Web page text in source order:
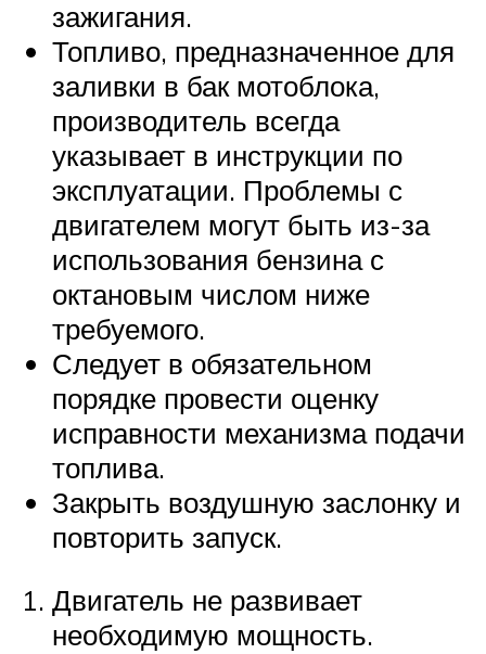
зажигания.
Топливо, предназначенное для
заливки в бак мотоблока,
производитель всегда
указывает в инструкции по
эксплуатации. Проблемы с
двигателем могут быть из-за
использования бензина с
октановым числом ниже
требуемого.
Следует в обязательном
порядке провести оценку
исправности механизма подачи
топлива.
Закрыть воздушную заслонку и
повторить запуск.
Двигатель не развивает
необходимую мощность.